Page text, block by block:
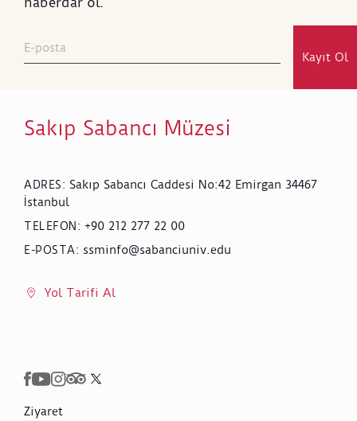
Kayıt Ol
Sakıp Sabancı Müzesi
ADRES: Sakıp Sabancı Caddesi No:42 Emirgan 34467
İstanbul
TELEFON : +90 212 277 22 00
E-POSTA: ssminfo@sabanciuniv.edu
Yol Tarifi Al
Ziyaret